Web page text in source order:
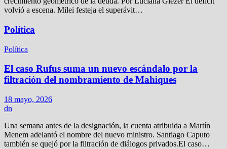
volvió a escena. Milei festeja el superávit…
Política
Política
El caso Rufus suma un nuevo escándalo por la
filtración del nombramiento de Mahiques
18 mayo, 2026
dn
Una semana antes de la designación, la cuenta atribuida a Martín
Menem adelantó el nombre del nuevo ministro. Santiago Caputo
también se quejó por la filtración de diálogos privados.El caso…